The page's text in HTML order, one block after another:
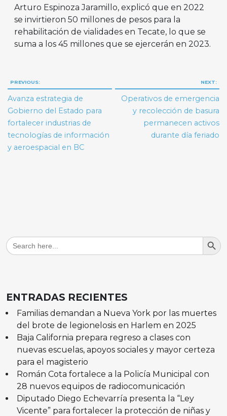
Arturo Espinoza Jaramillo, explicó que en 2022
se invirtieron 50 millones de pesos para la
rehabilitación de vialidades en Tecate, lo que se
suma a los 45 millones que se ejercerán en 2023.
Navegación
de
entradas
PREVIOUS:
Avanza estrategia de
Gobierno del Estado para
fortalecer industrias de
tecnologías de información
y aeroespacial en BC
NEXT:
Operativos de emergencia
y recolección de basura
permanecen activos
durante día feriado
Search
for:
Search
ENTRADAS RECIENTES
Familias demandan a Nueva York por las muertes
del brote de legionelosis en Harlem en 2025
Baja California prepara regreso a clases con
nuevas escuelas, apoyos sociales y mayor certeza
para el magisterio
Román Cota fortalece a la Policía Municipal con
28 nuevos equipos de radiocomunicación
Diputado Diego Echevarría presenta la “Ley
Vicente” para fortalecer la protección de niñas y